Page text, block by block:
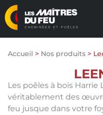
Accueil > Nos produits >
Les poêles à bois Harrie
véritablement des
feu jusque dans votre